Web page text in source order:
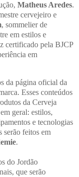
Matheus Aredes.
cervejeiro e
, sommelier de
em estilos e
certificado pela BJCP
em
da página oficial da
Esses conteúdos
da Cerveja
geral: estilos,
e tecnologias
serão feitos em
.
do Jordão
que serão